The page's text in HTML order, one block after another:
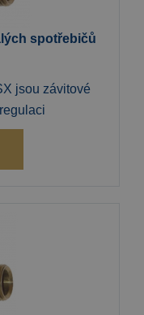
spotřebičů
jsou závitové